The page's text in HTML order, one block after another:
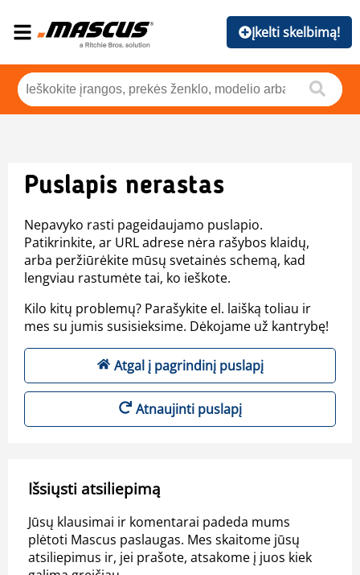
Įkelti skelbimą!
Puslapis nerastas
Nepavyko rasti pageidaujamo puslapio.
Patikrinkite, ar URL adrese nėra rašybos klaidų,
arba peržiūrėkite mūsų svetainės schemą, kad
lengviau rastumėte tai, ko ieškote.
Kilo kitų problemų? Parašykite el. laišką toliau ir
mes su jumis susisieksime. Dėkojame už kantrybę!
Atgal į pagrindinį puslapį
Atnaujinti puslapį
Išsiųsti atsiliepimą
Jūsų klausimai ir komentarai padeda mums
plėtoti Mascus paslaugas. Mes skaitome jūsų
atsiliepimus ir, jei prašote, atsakome į juos kiek